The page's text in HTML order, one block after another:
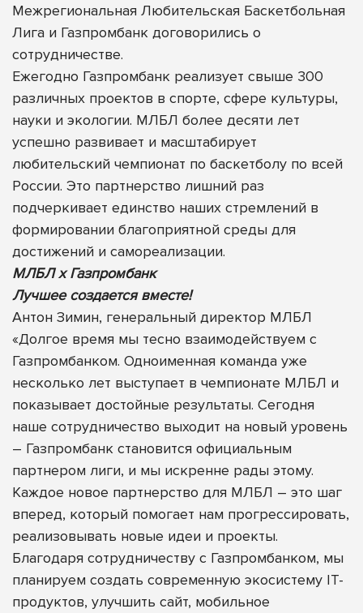
Межрегиональная Любительская Баскетбольная
Лига и Газпромбанк договорились о
сотрудничестве.
Ежегодно Газпромбанк реализует свыше 300
различных проектов в спорте, сфере культуры,
науки и экологии. МЛБЛ более десяти лет
успешно развивает и масштабирует
любительский чемпионат по баскетболу по всей
России. Это партнерство лишний раз
подчеркивает единство наших стремлений в
формировании благоприятной среды для
достижений и самореализации.
МЛБЛ х Газпромбанк
Лучшее создается вместе!
Антон Зимин, генеральный директор МЛБЛ
«Долгое время мы тесно взаимодействуем с
Газпромбанком. Одноименная команда уже
несколько лет выступает в чемпионате МЛБЛ и
показывает достойные результаты. Сегодня
наше сотрудничество выходит на новый уровень
– Газпромбанк становится официальным
партнером лиги, и мы искренне рады этому.
Каждое новое партнерство для МЛБЛ – это шаг
вперед, который помогает нам прогрессировать,
реализовывать новые идеи и проекты.
Благодаря сотрудничеству с Газпромбанком, мы
планируем создать современную экосистему IT-
продуктов, улучшить сайт, мобильное